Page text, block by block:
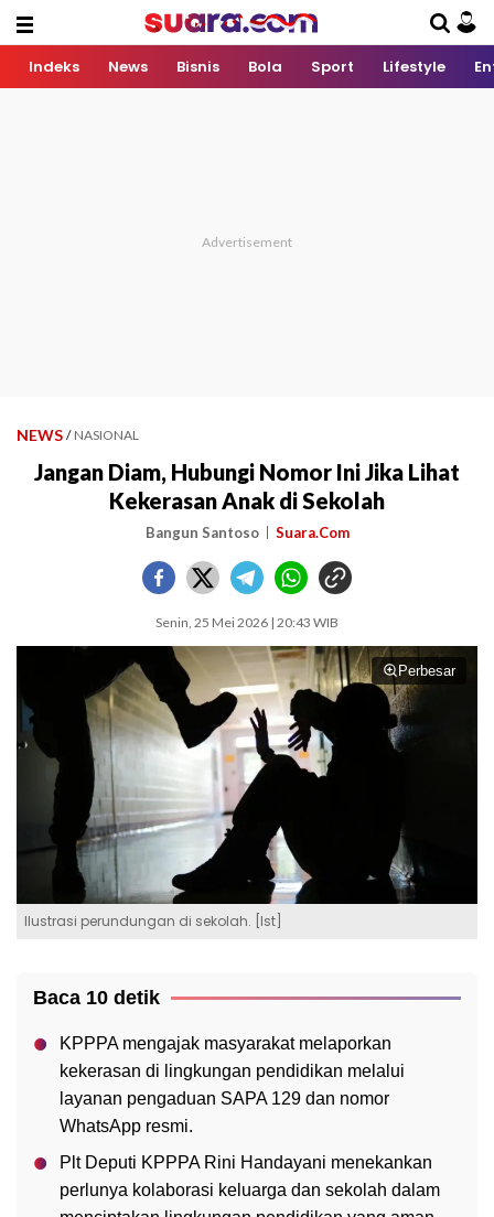
Indeks News Bisnis Bola Sport Lifestyle
NEWS / NASIONAL
Jangan Diam, Hubungi Nomor Ini Jika Lihat
Kekerasan Anak di Sekolah
Bangun Santoso Suara.Com
Senin, 25 Mei 2026 | 20:43 WIB
Perbesar
Ilustrasi perundungan di sekolah. [Ist]
Baca 10 detik
KPPPA mengajak masyarakat melaporkan
kekerasan di lingkungan pendidikan melalui
layanan pengaduan SAPA 129 dan nomor
WhatsApp resmi.
Plt Deputi KPPPA Rini Handayani menekankan
perlunya kolaborasi keluarga dan sekolah dalam